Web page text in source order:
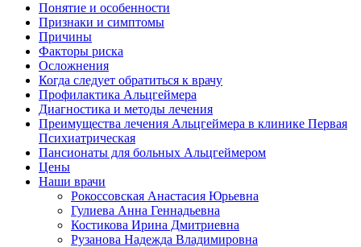
Понятие и особенности
Признаки и симптомы
Причины
Факторы риска
Осложнения
Когда следует обратиться к врачу
Профилактика Альцгеймера
Диагностика и методы лечения
Преимущества лечения Альцгеймера в клинике Первая
Психиатрическая
Пансионаты для больных Альцгеймером
Цены
Наши врачи
Рокоссовская Анастасия Юрьевна
Гулиева Анна Геннадьевна
Костикова Ирина Дмитриевна
Рузанова Надежда Владимировна